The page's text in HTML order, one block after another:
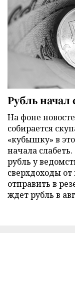
Рубль начал
На фоне
собирается
«кубышку» в
начала
рубль у
сверхдоходы
отправить в
ждет рубль в